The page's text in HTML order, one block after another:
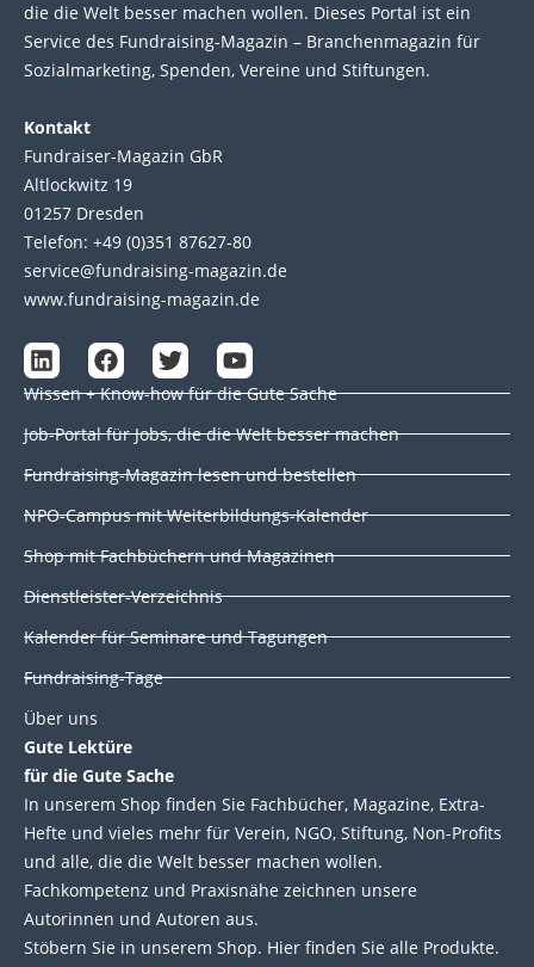
die die Welt bes­ser machen wol­len. Die­ses Por­tal ist ein
Service des Fund­raising-Magazin – Bran­chen­magazin für
Sozial­marke­ting, Spen­den, Ver­eine und Stif­tun­gen.
Kontakt
Fundraiser-Magazin GbR
Altlockwitz 19
01257 Dresden
Telefon: +49 (0)351 87627-80
service@fundraising-magazin.de
www.fundraising-magazin.de
L
i
n
k
e
d
n
F
a
c
e
b
o
k
T
w
i
t
e
Y
o
u
t
u
b
Wissen + Know-how für die Gute Sache
Job-Portal für Jobs, die die Welt besser machen
Fundraising-Magazin lesen und bestellen
NPO-Campus mit Weiterbildungs-Kalender
Shop mit Fachbüchern und Magazinen
Dienstleister-Verzeichnis
Kalender für Seminare und Tagungen
Fundraising-Tage
Über uns
Gute Lektüre
für die Gute Sache
In unserem Shop finden Sie Fachbücher, Magazine, Extra-
Hefte und vieles mehr für Verein, NGO, Stiftung, Non-Profits
und alle, die die Welt besser machen wollen.
Fachkompetenz und Praxisnähe zeichnen unsere
Autorinnen und Autoren aus.
Stöbern Sie in unserem Shop. Hier finden Sie alle Produkte.